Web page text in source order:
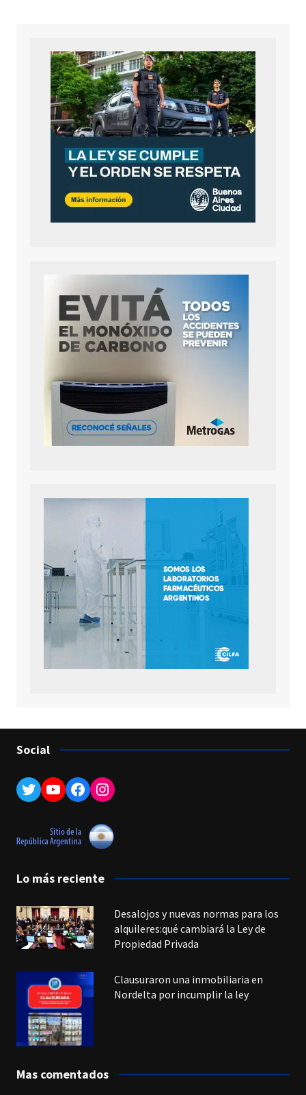
Social
Twitter
YouTube
Facebook
Instagram
Lo más reciente
Desalojos y nuevas normas para los
alquileres:qué cambiará la Ley de
Propiedad Privada
Clausuraron una inmobiliaria en
Nordelta por incumplir la ley
Mas comentados